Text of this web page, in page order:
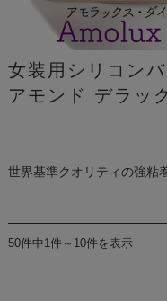
女装用シリコン
アモンド デラッ
世界基準クオリティの強粘
50件中1件～10件を表示